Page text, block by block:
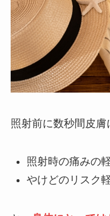
照射前に数秒間皮
照射時の痛みの
やけどのリスク